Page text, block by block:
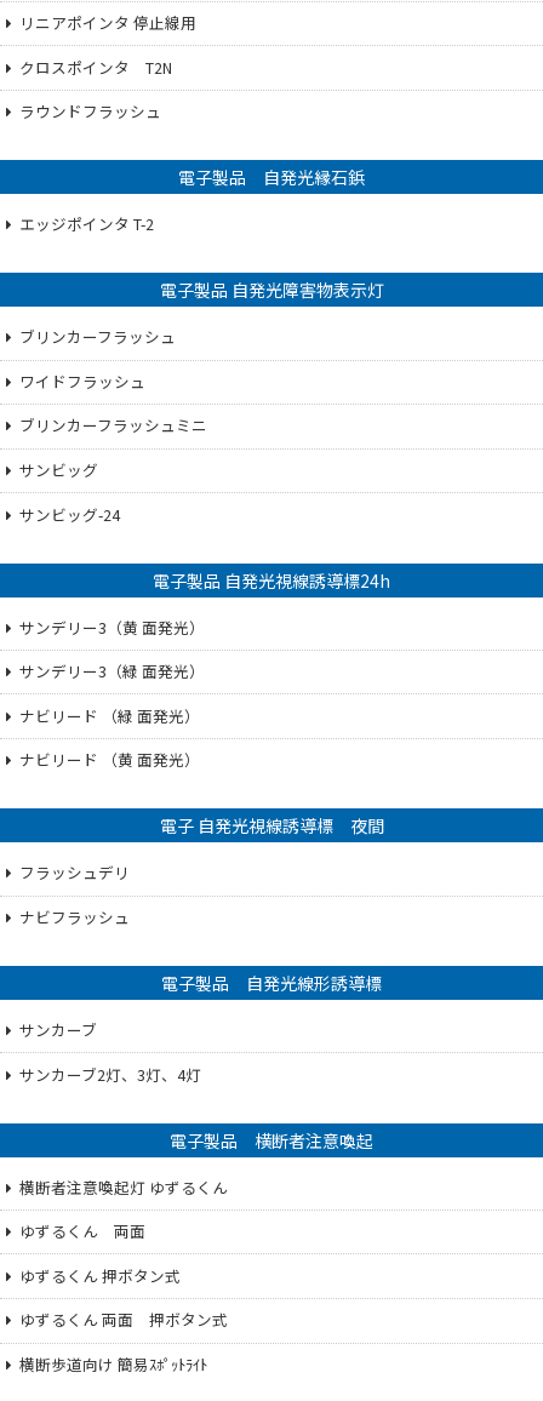
リニアポインタ 停止線用
クロスポインタ T2N
ラウンドフラッシュ
電子製品 自発光縁石鋲
エッジポインタ T-2
電子製品 自発光障害物表示灯
ブリンカーフラッシュ
ワイドフラッシュ
ブリンカーフラッシュミニ
サンビッグ
サンビッグ-24
電子製品 自発光視線誘導標24h
サンデリー3（黄 面発光）
サンデリー3（緑 面発光）
ナビリード （緑 面発光）
ナビリード （黄 面発光）
電子 自発光視線誘導標 夜間
フラッシュデリ
ナビフラッシュ
電子製品 自発光線形誘導標
サンカーブ
サンカーブ2灯、3灯、4灯
電子製品 横断者注意喚起
横断者注意喚起灯 ゆずるくん
ゆずるくん 両面
ゆずるくん 押ボタン式
ゆずるくん 両面 押ボタン式
横断歩道向け 簡易ｽﾎﾟｯﾄﾗｲﾄ